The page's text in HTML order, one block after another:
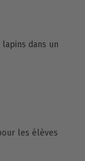
dans un
les élèves